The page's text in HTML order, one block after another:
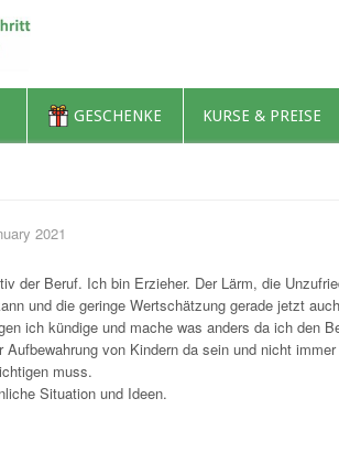
GESCHENKE KURSE & PREISE
2021
der Beruf. Ich bin Erzieher. Der Lärm, die
und die geringe Wertschätzung gerade jetzt
ich kündige und mache was anders da ich den
Aufbewahrung von Kindern da sein und nicht
muss.
Situation und Ideen.